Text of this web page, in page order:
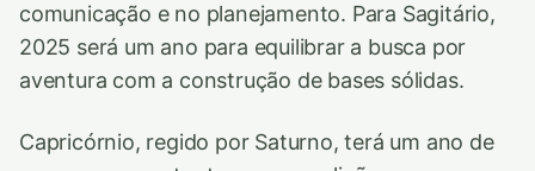
comunicação e no planejamento. Para Sagitário,
2025 será um ano para equilibrar a busca por
aventura com a construção de bases sólidas.
Capricórnio, regido por Saturno, terá um ano de